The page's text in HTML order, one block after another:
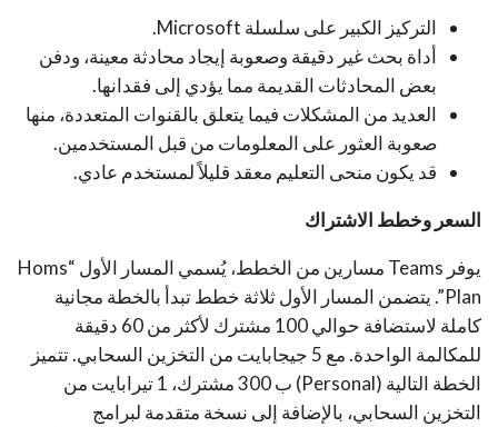
التركيز الكبير على سلسلة Microsoft.
أداة بحث غير دقيقة وصعوبة إيجاد محادثة معينة، ودفن
بعض المحادثات القديمة مما يؤدي إلى فقدانها.
العديد من المشكلات فيما يتعلق بالقنوات المتعددة، منها
صعوبة العثور على المعلومات من قبل المستخدمين.
قد يكون منحى التعليم معقد قليلاً لمستخدم عادي.
السعر وخطط الاشتراك
يوفر Teams مسارين من الخطط، يُسمي المسار الأول “Homs
Plan”. يتضمن المسار الأول ثلاثة خطط تبدأ بالخطة مجانية
كاملة لاستضافة حوالي 100 مشترك لأكثر من 60 دقيقة
للمكالمة الواحدة. مع 5 جيجابايت من التخزين السحابي. تتميز
الخطة التالية (Personal) ب 300 مشترك، 1 تيرابايت من
التخزين السحابي، بالإضافة إلى نسخة متقدمة لبرامج